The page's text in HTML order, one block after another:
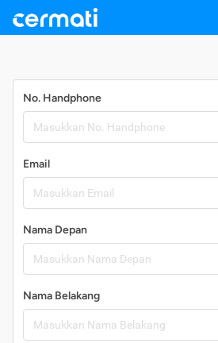
No. Handphone
Email
Nama Depan
Nama Belakang